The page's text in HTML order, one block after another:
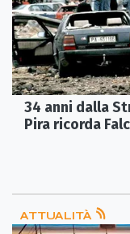
34 anni dalla
Pira ricorda
ATTUALITÀ